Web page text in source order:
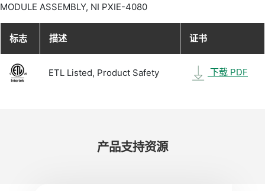
MODULE ASSEMBLY, NI PXIE-4080
标志 描述 证书
ETL Listed, Product Safety 下载 PDF
产品​支持​资源